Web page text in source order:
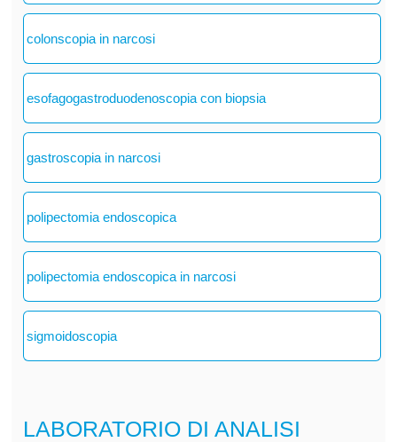
colonscopia in narcosi
esofagogastroduodenoscopia con biopsia
gastroscopia in narcosi
polipectomia endoscopica
polipectomia endoscopica in narcosi
sigmoidoscopia
LABORATORIO DI ANALISI